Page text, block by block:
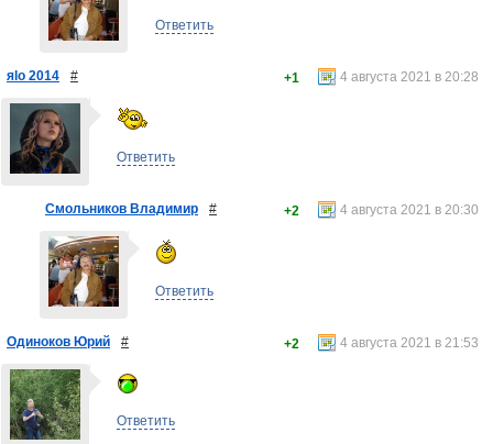
Ответить
яlo 2014 # 4 августа 2021 в 20:28
+1
Ответить
Смольников Владимир # 4 августа 2021 в 20:30
+2
Ответить
Одиноков Юрий # 4 августа 2021 в 21:53
+2
Ответить